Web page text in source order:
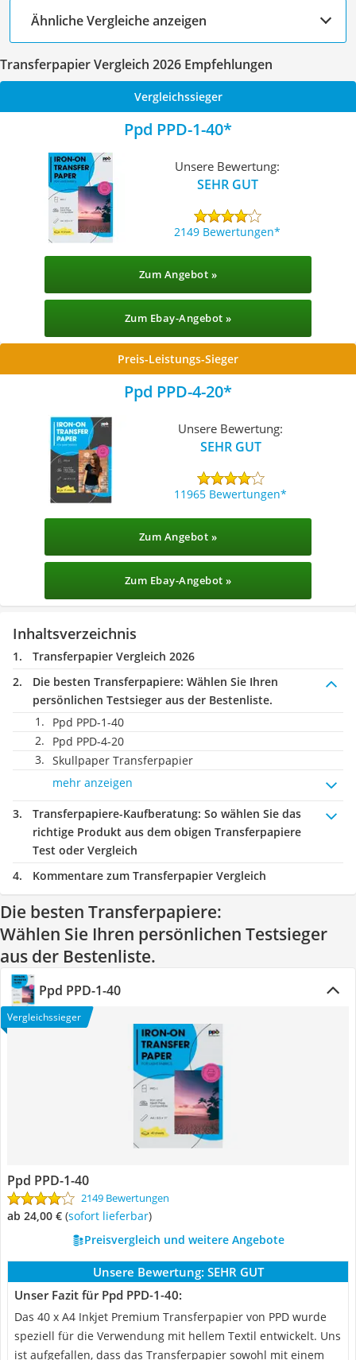
Ähnliche Vergleiche anzeigen
Transferpapier Vergleich 2026 Empfehlungen
Vergleichssieger
‎Ppd PPD-1-40
Unsere Bewertung:
SEHR GUT
2149 Bewertungen
Zum Angebot »
Zum Ebay-Angebot »
Preis-Leistungs-Sieger
Ppd ‎PPD-4-20
Unsere Bewertung:
SEHR GUT
11965 Bewertungen
Zum Angebot »
Zum Ebay-Angebot »
Inhaltsverzeichnis
Transferpapier Vergleich 2026
Die besten Transferpapiere: Wählen Sie Ihren
persönlichen Testsieger aus der Bestenliste.
‎Ppd PPD-1-40
Ppd ‎PPD-4-20
Skullpaper Transferpapier
mehr anzeigen
Transferpapiere-Kaufberatung: So wählen Sie das
richtige Produkt aus dem obigen Transferpapiere
Test oder Vergleich
Kommentare zum Transferpapier Vergleich
Die besten Transferpapiere:
Wählen Sie Ihren persönlichen Testsieger
aus der Bestenliste.
‎Ppd PPD-1-40
Vergleichssieger
‎Ppd PPD-1-40
2149 Bewertungen
ab 24,00 € ( Sofort lieferbar)
Preisvergleich und weitere Angebote
Unsere Bewertung: SEHR GUT
Unser Fazit für ‎Ppd PPD-1-40:
Das 40 x A4 Inkjet Premium Transferpapier von PPD wurde
speziell für die Verwendung mit hellem Textil entwickelt. Uns
ist aufgefallen, dass das Transferpapier sowohl mit einem